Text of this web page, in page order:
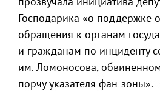
Господарика «о поддержке
обращения к органам
и гражданам по инциденту
им. Ломоносова,
порчу указателя фан-зоны».